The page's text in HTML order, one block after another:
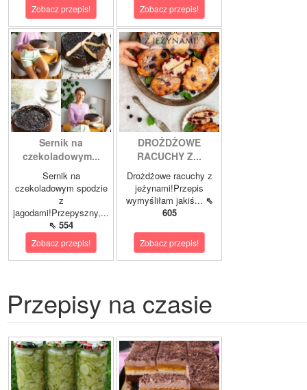
Zobacz przepis! Zobacz przepis!
Sernik na
czekoladowym...
Sernik na
czekoladowym spodzie
z
jagodami!Przepyszny,...
⇖ 554
Zobacz przepis!
DROŻDŻOWE
RACUCHY Z...
Drożdżowe racuchy z
jeżynami!Przepis
wymyśliłam jakiś... ⇖
605
Zobacz przepis!
Przepisy na czasie